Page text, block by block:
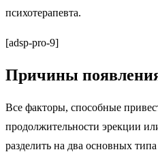
психотерапевта.
[adsp-pro-9]
Причины
Все факторы, способные
продолжительности эрекции
разделить на два основных